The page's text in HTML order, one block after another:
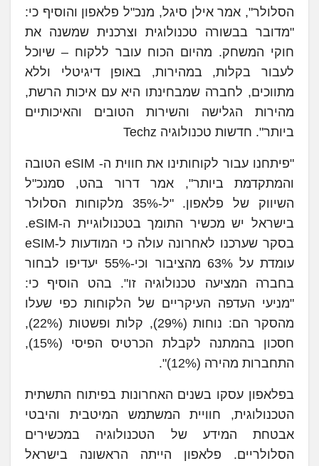
הסלולר", אמר אילן סיגל, מנכ"ל פלאפון והוסיף כי:
"מדובר בבשורה טכנולוגית וצרכנית שמשנה את
חוקי המשחק. מהיום הכוח עובר ללקוח – שיוכל
לעבור בקלות, במהירות, באופן דיגיטלי וללא
מתווכים, לחברה שמבחינתו היא עם איכות הרשת,
מהירות הגלישה והשירות הטובים והאיכותיים
ביותר". חדשות טכנולוגיה Techz
"פיתחנו עבור לקוחותינו את חווית ה- eSIM הטובה
והמתקדמת ביותר", אמר דרור בהט, סמנכ"ל
השיווק של פלאפון. "ל-35% מלקוחות הסלולר
בישראל יש מכשיר התומך בטכנולוגיית ה-eSIM.
בסקר שערכנו לאחרונה עולה כי המודעות ל-eSIM
עומדת על 63% מהציבור וכי-55% יעדיפו לבחור
בחברה המציעה טכנולוגיה זו". בהט הוסיף כי:
"מניעי העדפה העיקריים של הלקוחות כפי שעלו
מהסקר הם: נוחות (29%), קלות ופשטות (22%),
חסכון בהמתנה לקבלת הכרטיס הפיסי (15%),
התחברות מהירה (12%)".
בפלאפון עסקו בשנים האחרונות בפיתוח התשתית
הטכנולוגית, חוויית המשתמש המיטבית והיבטי
אבטחת המידע של הטכנולוגיה במכשירים
הסלולריים. פלאפון הייתה הראשונה בישראל